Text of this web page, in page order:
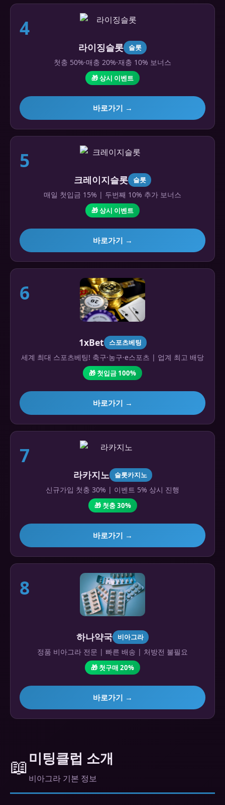
4
라이징슬롯 슬롯
첫충 50%·매충 20%·재충 10% 보너스
🎁 상시 이벤트
바로가기 →
5
크레이지슬롯 슬롯
매일 첫입금 15% | 두번째 10% 추가 보너스
🎁 상시 이벤트
바로가기 →
6
1xBet 스포츠베팅
세계 최대 스포츠베팅! 축구·농구·e스포츠 | 업계 최고 배당
🎁 첫입금 100%
바로가기 →
7
라카지노 슬롯카지노
신규가입 첫충 30% | 이벤트 5% 상시 진행
🎁 첫충 30%
바로가기 →
8
하나약국 비아그라
정품 비아그라 전문 | 빠른 배송 | 처방전 불필요
🎁 첫구매 20%
바로가기 →
📖미팅클럽 소개
비아그라 기본 정보